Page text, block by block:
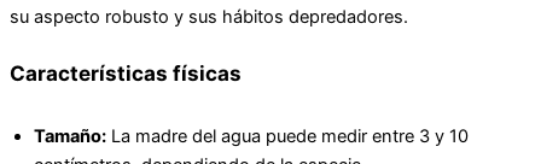
su aspecto robusto y sus hábitos depredadores.
Características físicas
Tamaño: La madre del agua puede medir entre 3 y 10